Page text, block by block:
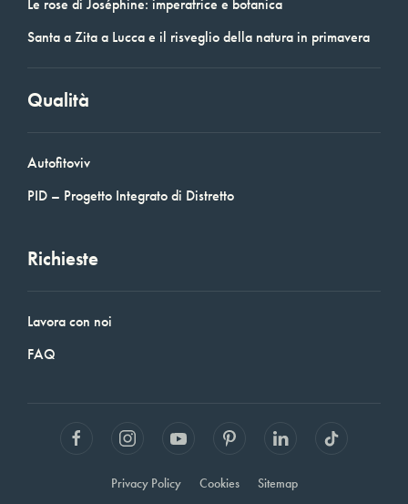
Le rose di Joséphine: imperatrice e botanica
Santa a Zita a Lucca e il risveglio della natura in primavera
Qualità
Autofitoviv
PID – Progetto Integrato di Distretto
Richieste
Lavora con noi
FAQ
Privacy Policy Cookies Sitemap